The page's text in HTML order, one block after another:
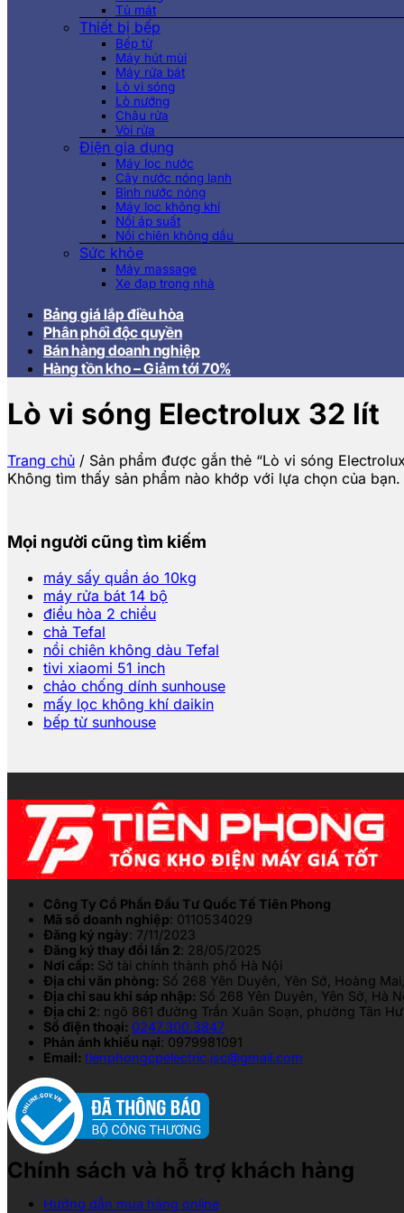
Tủ mát
Thiết bị bếp
Bếp từ
Máy hút mùi
Máy rửa bát
Lò vi sóng
Lò nướng
Chậu rửa
Vòi rửa
Điện gia dụng
Máy lọc nước
Cây nước nóng lạnh
Bình nước nóng
Máy lọc không khí
Nồi áp suất
Nồi chiên không dầu
Sức khỏe
Máy massage
Xe đạp trong nhà
Bảng giá lắp điều hòa
Phân phối độc quyền
Bán hàng doanh nghiệp
Hàng tồn kho – Giảm tới 70%
Lò vi sóng Electrolux 32 lít
Trang chủ / Sản phẩm được gắn thẻ “Lò vi sóng
Không tìm thấy sản phẩm nào khớp với lựa chọn của bạn.
Mọi người cũng tìm kiếm
máy sấy quần áo 10kg
máy rửa bát 14 bộ
điều hòa 2 chiều
chả Tefal
nồi chiên không dàu Tefal
tivi xiaomi 51 inch
chảo chống dính sunhouse
mấy lọc không khí daikin
bếp từ sunhouse
Công Ty Cổ Phần Đầu Tư Quốc Tế Tiên Phong
Mã số doanh nghiệp: 0110534029
Đăng ký ngày: 7/11/2023
Đăng ký thay đổi lần 2: 28/05/2025
Nơi cấp: Sở tài chính thành phố Hà Nội
Địa chỉ văn phòng: Số 268 Yên Duyên, Yên Sở, Hoàng
Địa chỉ sau khi sáp nhập: Số 268 Yên Duyên, Yên Sở, Hà
Địa chỉ 2: ngõ 861 đường Trần Xuân Soạn, phường Tân
Số điện thoại: 0247.300.3847
Phản ánh khiếu nại: 0979981091
Email: tienphongcpelectric.jsc@gmail.com
Chính sách và hỗ trợ khách hàng
Hướng dẫn mua hàng online